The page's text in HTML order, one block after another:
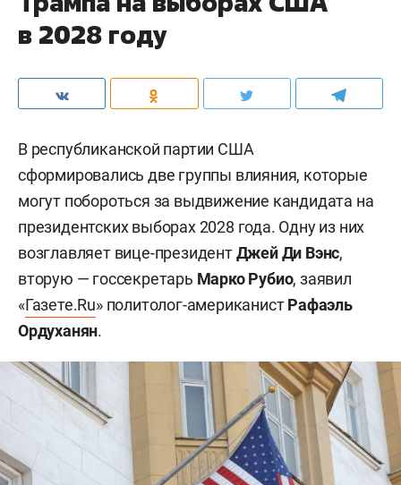
в 2028 году
В республиканской партии США
сформировались две группы влияния, которые
могут побороться за выдвижение кандидата на
президентских выборах 2028 года. Одну из них
возглавляет вице-президентДжей Ди Вэнс,
вторую — госсекретарь Марко Рубио, заявил
«Газете.Ru» политолог-американистРафаэль
Ордуханян.